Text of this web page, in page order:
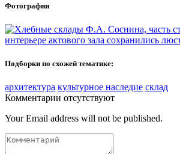
Фотографии
интерьере актового зала сохранились
Подборки по схожей тематике:
архитектура культурное наследие склад
Комментарии отсутствуют
Your Email address will not be published.